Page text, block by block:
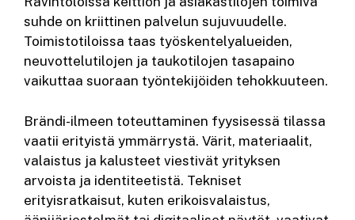
suhde on kriittinen palvelun sujuvuudelle.
Toimistotiloissa taas työskentelyalueiden,
neuvottelutilojen ja taukotilojen tasapaino
vaikuttaa suoraan työntekijöiden tehokkuuteen.
Brändi-ilmeen toteuttaminen fyysisessä tilassa
vaatii erityistä ymmärrystä. Värit, materiaalit,
valaistus ja kalusteet viestivät yrityksen
arvoista ja identiteetistä. Tekniset
erityisratkaisut, kuten erikoisvalaistus,